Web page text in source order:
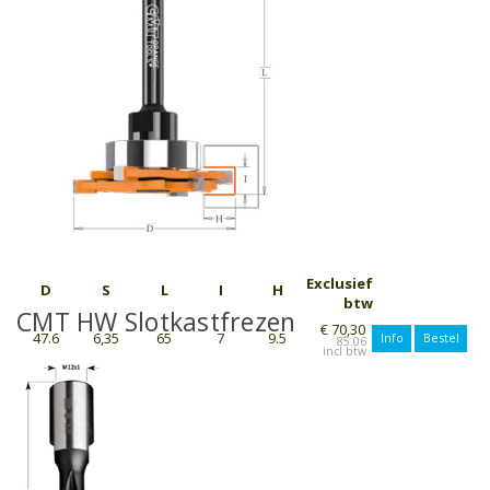
D S L I H
Exclusief
btw
47.6
6,35 65 7 9.5 € 70,30
85.06 Info Bestel
CMT HW Slotkastfrezen